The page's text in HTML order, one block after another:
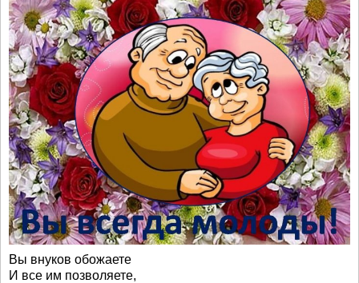
Вы внуков обожаете
И все им позволяете,